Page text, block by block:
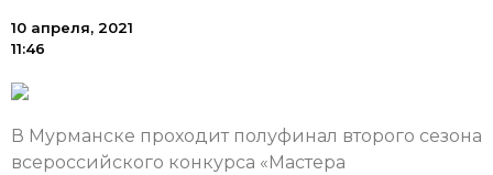
10 апреля, 2021
11:46
В Мурманске проходит полуфинал второго сезона
всероссийского конкурса «Мастера